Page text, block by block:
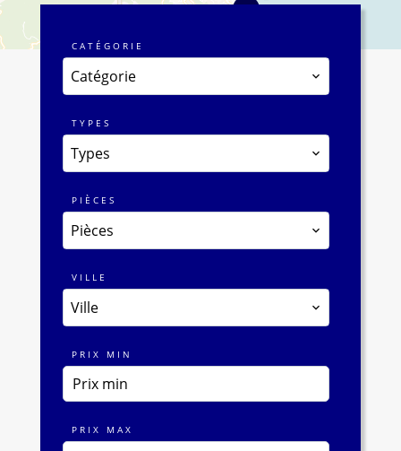
6
CATÉGORIE
Catégorie
TYPES
Types
PIÈCES
Pièces
VILLE
Ville
PRIX MIN
PRIX MAX